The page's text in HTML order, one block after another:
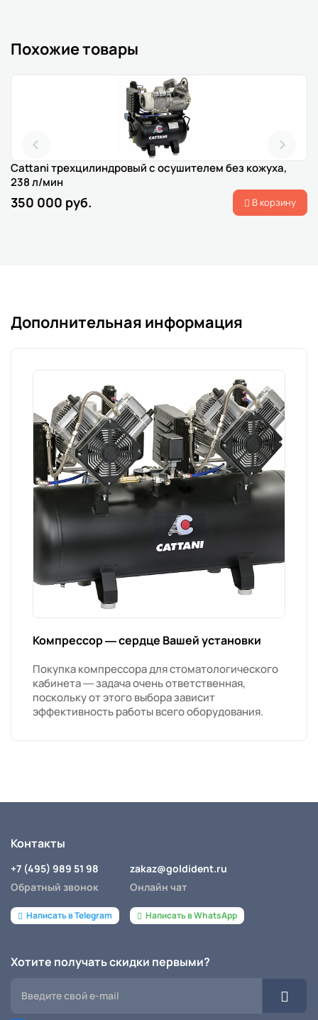
Похожие товары
Cattani трехцилиндровый с осушителем без кожуха,
238 л/мин
350 000 руб. В корзину
Дополнительная информация
Компрессор — сердце Вашей установки
Покупка компрессора для стоматологического
кабинета — задача очень ответственная,
поскольку от этого выбора зависит
эффективность работы всего оборудования.
Контакты
+7 (495) 989 51 98
Обратный звонок
Написать в Telegram
zakaz@goldident.ru
Онлайн чат
Написать в WhatsApp
Хотите получать скидки первыми?